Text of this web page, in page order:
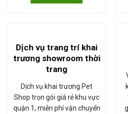
Dịch vụ trang trí khai
trương showroom thời
trang
Dịch vụ khai trương Pet
Shop trọn gói giá rẻ khu vực
quận 1, miễn phí vận chuyển